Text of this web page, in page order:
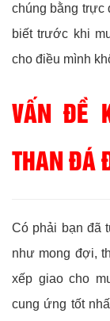
chúng bằng trực
biết trước khi
cho điều mình
VẤN ĐỀ
THAN ĐÁ
Có phải bạn đã
như mong đợi,
xếp giao cho
cung ứng tốt